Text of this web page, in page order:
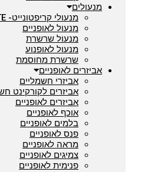
מנעולים
מנעולי קריפטונייט- KRYPTONITE
מנעול לאופניים
מנעול שרשרת
מנעול לאופנוע
שרשרת מחוסמת
אביזרים לאופניים
אביזרי חשמליים
אביזרים לקורקינט חשמלי
אביזרים לאופניים
אוכף לאופניים
בלמים לאופניים
פנס לאופניים
מראה לאופניים
צמיגים לאופניים
פנימית לאופניים